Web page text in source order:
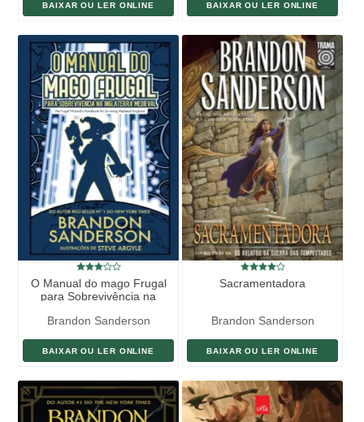
BAIXAR OU LER ONLINE BAIXAR OU LER ONLINE
O Manual do mago Frugal
para Sobrevivência na
Brandon Sanderson
BAIXAR OU LER ONLINE
Sacramentadora
Brandon Sanderson
BAIXAR OU LER ONLINE